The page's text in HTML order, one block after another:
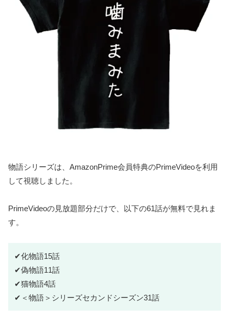
物語シリーズは、AmazonPrime会員特典のPrimeVideoを利用
して視聴しました。
PrimeVideoの見放題部分だけで、以下の61話が無料で見れま
す。
✔化物語15話
✔偽物語11話
✔猫物語4話
✔＜物語＞シリーズセカンドシーズン31話